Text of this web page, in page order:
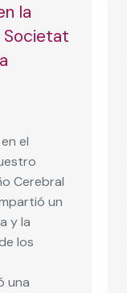
la
Societat
el
Cerebral
un
y la
los
una